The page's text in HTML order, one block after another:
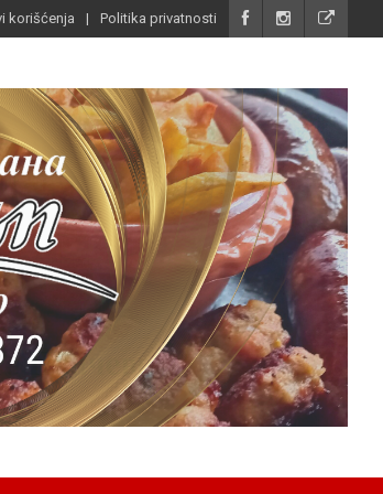
korišćenja Politika privatnosti